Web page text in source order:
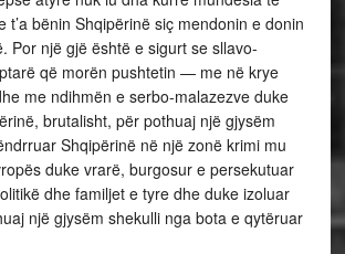
t’a bënin Shqipërinë siç mendonin e donin
Por një gjë është e sigurt se sllavo-
që morën pushtetin — me në krye
me ndihmën e serbo-malazezve duke
brutalisht, për pothuaj një gjysëm
Shqipërinë në një zonë krimi mu
duke vrarë, burgosur e persekutuar
dhe familjet e tyre dhe duke izoluar
një gjysëm shekulli nga bota e qytëruar